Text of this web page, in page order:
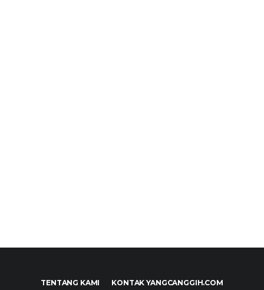
TENTANG KAMI KONTAK YANGCANGGIH.COM